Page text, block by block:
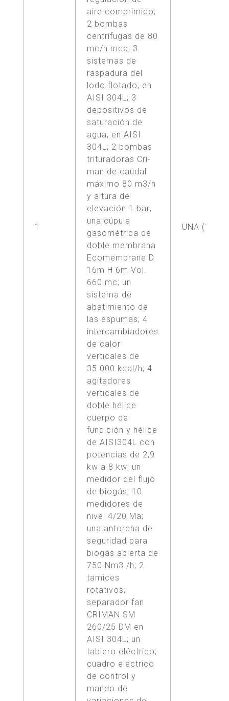
1
aire comprimido;
2 bombas
centrífugas de 80
mc/h mca; 3
sistemas de
raspadura del
lodo flotado, en
AISI 304L; 3
depositivos de
saturación de
agua, en AISI
304L; 2 bombas
trituradoras Cri-
man de caudal
máximo 80 m3/h
y altura de
elevación 1 bar;
una cúpula
gasométrica de
doble membrana
Ecomembrane D
16m H 6m Vol.
660 mc; un
sistema de
abatimiento de
las espumas; 4
intercambiadores
de calor
verticales de
35.000 kcal/h; 4
agitadores
verticales de
doble hélice
cuerpo de
fundición y hélice
de AISI304L con
potencias de 2,9
kw a 8 kw; un
medidor del flujo
de biogás; 10
medidores de
nivel 4/20 Ma;
una antorcha de
seguridad para
biogás abierta de
750 Nm3 /h; 2
tamices
rotativos;
separador fan
CRIMAN SM
260/25 DM en
AISI 304L; un
tablero eléctrico;
cuadro eléctrico
de control y
mando de
UNA (1)